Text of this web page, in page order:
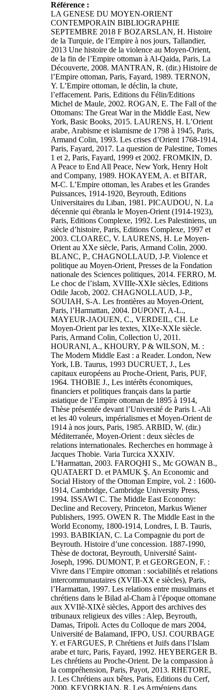
Référence :
LA GENESE DU MOYEN-ORIENT
CONTEMPORAIN BIBLIOGRAPHIE
SEPTEMBRE 2018 F BOZARSLAN, H. Histoire
de la Turquie, de l’Empire à nos jours, Tallandier,
2013 Une histoire de la violence au Moyen-Orient,
de la fin de l’Empire ottoman à Al-Qaida, Paris, La
Découverte, 2008. MANTRAN, R. (dir.) Histoire de
l’Empire ottoman, Paris, Fayard, 1989. TERNON,
Y. L’Empire ottoman, le déclin, la chute,
l’effacement. Paris, Editions du Félin/Editions
Michel de Maule, 2002. ROGAN, E. The Fall of the
Ottomans: The Great War in the Middle East, New
York, Basic Books, 2015. LAURENS, H. L’Orient
arabe, Arabisme et islamisme de 1798 à 1945, Paris,
Armand Colin, 1993. Les crises d’Orient 1768-1914,
Paris, Fayard, 2017. La question de Palestine, Tomes
1 et 2, Paris, Fayard, 1999 et 2002. FROMKIN, D.
A Peace to End All Peace, New York, Henry Holt
and Company, 1989. HOKAYEM, A. et BITAR,
M-C. L’Empire ottoman, les Arabes et les Grandes
Puissances, 1914-1920, Beyrouth, Editions
Universitaires du Liban, 1981. PICAUDOU, N. La
décennie qui ébranla le Moyen-Orient (1914-1923),
Paris, Editions Complexe, 1992. Les Palestiniens, un
siècle d’histoire, Paris, Editions Complexe, 1997 et
2003. CLOAREC, V. LAURENS, H. Le Moyen-
Orient au XXe siècle, Paris, Armand Colin, 2000.
BLANC, P., CHAGNOLLAUD, J-P. Violence et
politique au Moyen-Orient, Presses de la Fondation
nationale des Sciences politiques, 2014. FERRO, M.
Le choc de l’islam, XVIIIe-XXIe siècles, Editions
Odile Jacob, 2002. CHAGNOLLAUD, J-P.,
SOUIAH, S-A. Les frontières au Moyen-Orient,
Paris, l’Harmattan, 2004. DUPONT, A-L.,
MAYEUR-JAOUEN, C., VERDEIL, CH. Le
Moyen-Orient par les textes, XIXe-XXIe siècle.
Paris, Armand Colin, Collection U, 2011.
HOURANI, A., KHOURY, P & WILSON, M. :
The Modern Middle East : a Reader. London, New
York, I.B. Taurus, 1993 DUCRUET, J., Les
capitaux européens au Proche-Orient, Paris, PUF,
1964. THOBIE J., Les intérêts économiques,
financiers et politiques français dans la partie
asiatique de l’Empire ottoman de 1895 à 1914,
Thèse présentée devant l’Université de Paris I. -Ali
et les 40 voleurs, impérialismes et Moyen-Orient de
1914 à nos jours, Paris, 1985. ARBID, W. (dir.)
Méditerranée, Moyen-Orient : deux siècles de
relations internationales. Recherches en hommage à
Jacques Thobie. Varia Turcica XXXIV.
L’Harmattan, 2003. FAROQHI S., Mc GOWAN B.,
QUATAERT D. et PAMUK Ş. An Economic and
Social History of the Ottoman Empire, vol. 2 : 1600-
1914, Cambridge, Cambridge University Press,
1994. ISSAWI C. The Middle East Economy:
Decline and Recovery, Princeton, Markus Wiener
Publishers, 1995. OWEN R. The Middle East in the
World Economy, 1800-1914, Londres, I. B. Tauris,
1993. BABIKIAN, C. La Compagnie du port de
Beyrouth. Histoire d’une concession. 1887-1990,
Thèse de doctorat, Beyrouth, Université Saint-
Joseph, 1996. DUMONT, P. et GEORGEON, F. :
Vivre dans l’Empire ottoman : sociabilités et relations
intercommunautaires (XVIII-XX e siècles), Paris,
l’Harmattan, 1997. Les relations entre musulmans et
chrétiens dans le Bilad al-Cham à l’époque ottomane
aux XVIIè-XIXè siècles, Apport des archives des
tribunaux religieux des villes : Alep, Beyrouth,
Damas, Tripoli. Actes du Colloque de mars 2004,
Université de Balamand, IFPO, USJ. COURBAGE
Y. et FARGUES, P. Chrétiens et Juifs dans l’Islam
arabe et turc, Paris, Fayard, 1992. HEYBERGER B.
Les chrétiens au Proche-Orient. De la compassion à
la compréhension, Paris, Payot, 2013. RHETORE,
J. Les Chrétiens aux bêtes, Paris, Editions du Cerf,
2000. KEVORKIAN, R. Les Arméniens dans